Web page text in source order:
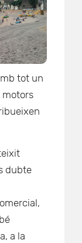
tot un
motors
dubte
a la